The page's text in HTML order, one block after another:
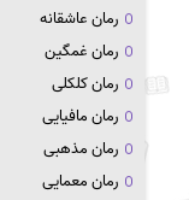
رمان عاشقانه
رمان غمگین
رمان کلکلی
رمان مافیایی
رمان مذهبی
رمان معمایی